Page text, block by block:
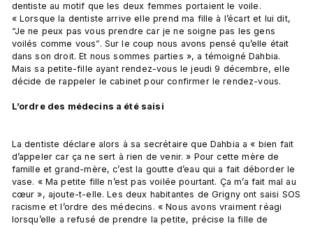
dentiste au motif que les deux femmes portaient le voile.
« Lorsque la dentiste arrive elle prend ma fille à l’écart et lui dit,
“Je ne peux pas vous prendre car je ne soigne pas les gens
voilés comme vous”. Sur le coup nous avons pensé qu’elle était
dans son droit. Et nous sommes parties », a témoigné Dahbia.
Mais sa petite-fille ayant rendez-vous le jeudi 9 décembre, elle
décide de rappeler le cabinet pour confirmer le rendez-vous.
L’ordre des médecins a été saisi
La dentiste déclare alors à sa secrétaire que Dahbia a « bien fait
d’appeler car ça ne sert à rien de venir. » Pour cette mère de
famille et grand-mère, c’est la goutte d’eau qui a fait déborder le
vase. « Ma petite fille n’est pas voilée pourtant. Ça m’a fait mal au
cœur », ajoute-t-elle. Les deux habitantes de Grigny ont saisi SOS
racisme et l’ordre des médecins. « Nous avons vraiment réagi
lorsqu’elle a refusé de prendre la petite, précise la fille de